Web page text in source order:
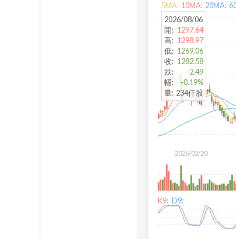
2026/02/20
2026/08/06
開: 1297.64
高: 1298.97
低: 1269.06
收: 1282.58
跌:
-2.49
幅:
-0.19%
量: 234仟股
5MA: 10MA: 20MA:
K9: D9: